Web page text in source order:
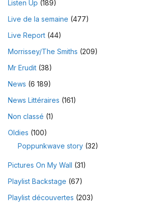
Listen Up (189)
Live de la semaine (477)
Live Report (44)
Morrissey/The Smiths (209)
Mr Erudit (38)
News (6 189)
News Littéraires (161)
Non classé (1)
Oldies (100)
Poppunkwave story (32)
Pictures On My Wall (31)
Playlist Backstage (67)
Playlist découvertes (203)